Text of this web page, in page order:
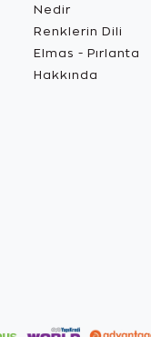
Nedir
Renklerin Dili
Elmas - Pırlanta
Hakkında